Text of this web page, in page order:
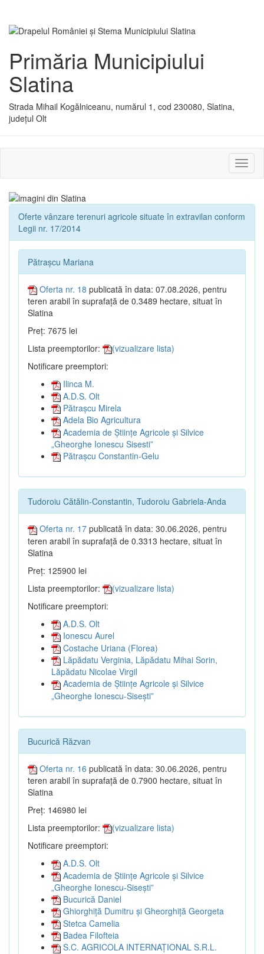
Primăria Municipiului
Slatina
Strada Mihail Kogălniceanu, numărul 1, cod 230080, Slatina,
județul Olt
sau
Oferte vânzare terenuri agricole situate în extravilan conform
Legii nr. 17/2014
Pătrașcu Mariana
Oferta nr. 18 publicată în data: 07.08.2026, pentru
teren arabil în suprafață de 0.3489 hectare, situat în
Slatina
Preț: 7675 lei
Lista preemptorilor:
(vizualizare lista)
Notificare preemptori:
Ilinca M.
A.D.S. Olt
Pătrașcu Mirela
Adela Bio Agricultura
Academia de Științe Agricole și Silvice
„Gheorghe Ionescu Sisesti”
Pătrașcu Constantin-Gelu
Tudoroiu Cătălin-Constantin, Tudoroiu Gabriela-Anda
Oferta nr. 17 publicată în data: 30.06.2026, pentru
teren arabil în suprafață de 0.3313 hectare, situat în
Slatina
Preț: 125900 lei
Lista preemptorilor:
(vizualizare lista)
Notificare preemptori:
A.D.S. Olt
Ionescu Aurel
Costache Uriana (Florea)
Lăpădatu Verginia, Lăpădatu Mihai Sorin,
Lăpădatu Nicolae Virgil
Academia de Științe Agricole și Silvice
„Gheorghe Ionescu-Sisești”
Bucurică Răzvan
Oferta nr. 16 publicată în data: 30.06.2026, pentru
teren arabil în suprafață de 0.7900 hectare, situat în
Slatina
Preț: 146980 lei
Lista preemptorilor:
(vizualizare lista)
Notificare preemptori:
A.D.S. Olt
Academia de Științe Agricole și Silvice
„Gheorghe Ionescu-Sisești”
Bucurică Daniel
Ghiorghiță Dumitru și Gheorghiță Georgeta
Stetca Camelia
Badea Filofteia
S.C. AGRICOLA INTERNAȚIONAL S.R.L.